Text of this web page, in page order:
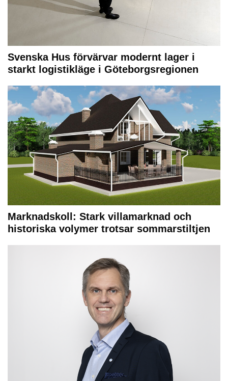
Svenska Hus förvärvar modernt lager i
starkt logistikläge i Göteborgsregionen
Marknadskoll: Stark villamarknad och
historiska volymer trotsar sommarstiltjen